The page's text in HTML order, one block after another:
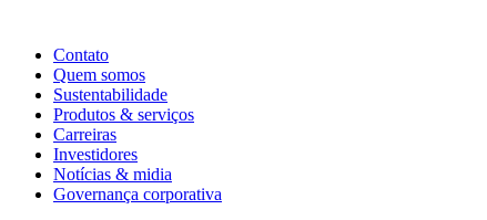
Contato
Quem somos
Sustentabilidade
Produtos & serviços
Carreiras
Investidores
Notícias & midia
Governança corporativa